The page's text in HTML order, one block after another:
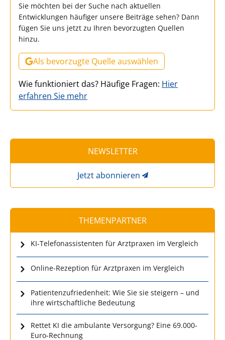
Sie möchten bei der Suche nach aktuellen
Entwicklungen häufiger unsere Beiträge sehen? Dann
fügen Sie uns jetzt zu Ihren bevorzugten Quellen
hinzu.
Als bevorzugte Quelle auswählen
Wie funktioniert das? Häufige Fragen: Hier
erfahren Sie mehr
NEWSLETTER
Jetzt abonnieren
THEMENPARTNER
KI-Telefonassistenten für Arztpraxen im Vergleich
Online-Rezeption für Arztpraxen im Vergleich
Patientenzufriedenheit: Wie Sie sie steigern – und
ihre wirtschaftliche Bedeutung
Rettet KI die ambulante Versorgung? Eine 69.000-
Euro-Rechnung